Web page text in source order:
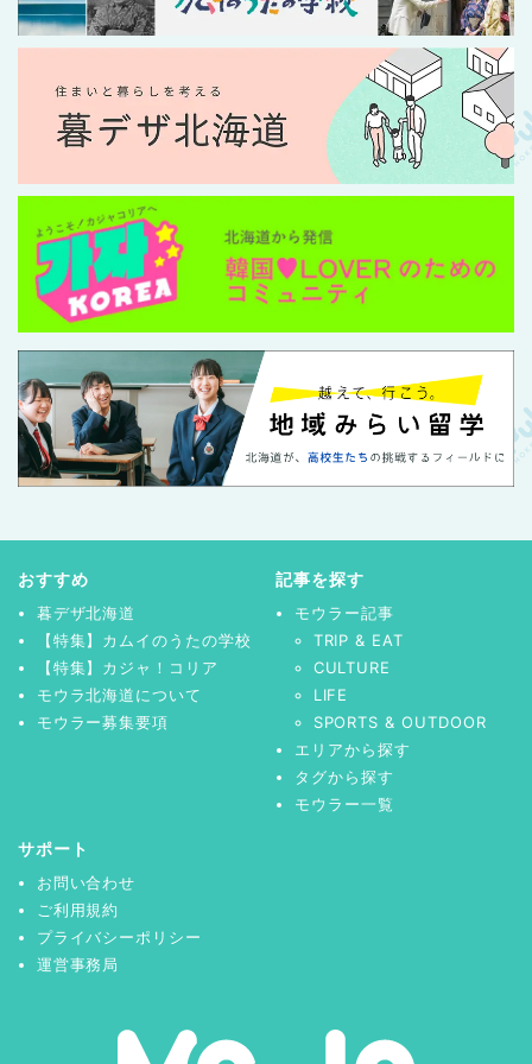
おすすめ
暮デザ北海道
【特集】カムイのうたの学校
【特集】カジャ！コリア
モウラ北海道について
モウラー募集要項
記事を探す
モウラー記事
TRIP & EAT
CULTURE
LIFE
SPORTS & OUTDOOR
エリアから探す
タグから探す
モウラー一覧
サポート
お問い合わせ
ご利用規約
プライバシーポリシー
運営事務局